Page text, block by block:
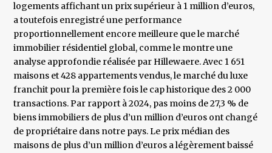
logements affichant un prix supérieur à 1 million d’euros,
a toutefois enregistré une performance
proportionnellement encore meilleure que le marché
immobilier résidentiel global, comme le montre une
analyse approfondie réalisée par Hillewaere. Avec 1 651
maisons et 428 appartements vendus, le marché du luxe
franchit pour la première fois le cap historique des 2 000
transactions. Par rapport à 2024, pas moins de 27,3 % de
biens immobiliers de plus d’un million d’euros ont changé
de propriétaire dans notre pays. Le prix médian des
maisons de plus d’un million d’euros a légèrement baissé